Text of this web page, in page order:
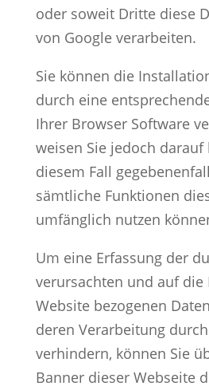
oder soweit Dritte diese
von Google verarbeiten.
Sie können die
durch eine
Ihrer Browser Software
weisen Sie jedoch darauf
diesem Fall
sämtliche Funktionen
umfänglich nutzen
Um eine Erfassung der
verursachten und auf die
Website bezogenen
deren Verarbeitung durch
verhindern, können Sie
Banner dieser Webseite